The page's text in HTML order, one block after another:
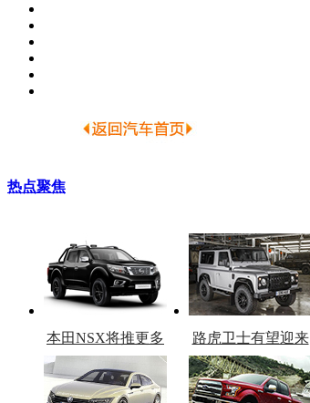
热点聚焦
本田NSX将推更多
车型
路虎卫士有望迎来
复产